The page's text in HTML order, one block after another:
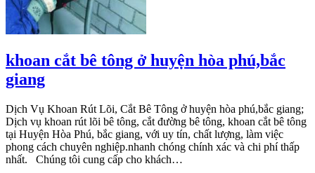
khoan cắt bê tông ở huyện hòa phú,bắc
giang
Dịch Vụ Khoan Rút Lõi, Cắt Bê Tông ở huyện hòa phú,bắc giang;
Dịch vụ khoan rút lõi bê tông, cắt đường bê tông, khoan cắt bê tông
tại Huyện Hòa Phú, bắc giang, với uy tín, chất lượng, làm việc
phong cách chuyên nghiệp.nhanh chóng chính xác và chi phí thấp
nhất. Chúng tôi cung cấp cho khách…